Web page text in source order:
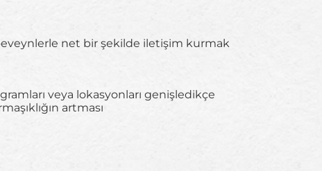
net bir şekilde iletişim kurmak
veya lokasyonları genişledikçe
artması